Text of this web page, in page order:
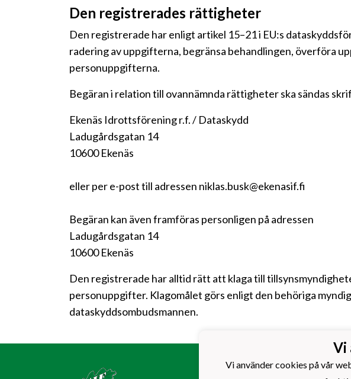
Den registrerades rättigheter
Den registrerade har enligt artikel 15–21 i EU:s
radering av uppgifterna, begränsa behandlingen, överföra
personuppgifterna.
Begäran i relation till ovannämnda rättigheter ska sändas
Ekenäs Idrottsförening r.f. / Dataskydd
Ladugårdsgatan 14
10600 Ekenäs
eller per e-post till adressen niklas.busk@ekenasif.fi
Begäran kan även framföras personligen på adressen
Ladugårdsgatan 14
10600 Ekenäs
Den registrerade har alltid rätt att klaga till
personuppgifter. Klagomålet görs enligt den behöriga
dataskyddsombudsmannen.
Ekenäs Idrottsförening
Vi
Vi använder cookies på vår